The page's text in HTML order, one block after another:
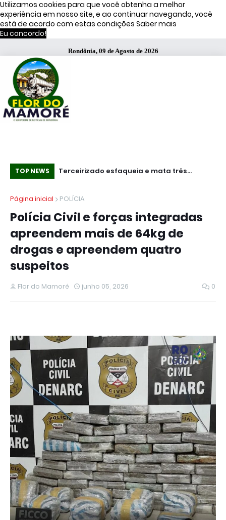
Utilizamos cookies para que você obtenha a melhor
experiência em nosso site, e ao continuar navegando, você
está de acordo com estas condições Saber mais
Eu concordo!
Rondônia, 09 de Agosto de 2026
TOP NEWS
de Moraes
Terceirizado esfaqueia e mata três
Paulista
Página inicial POLÍCIA
Polícia Civil e forças integradas
apreendem mais de 64kg de
drogas e apreendem quatro
suspeitos
Flor do Mamoré junho 05, 2026 0